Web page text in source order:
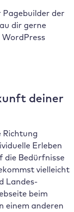
Pagebuilder der
dir gerne
WordPress
deiner
Richtung
Erleben
die Bedürfnisse
vielleicht
Landes-
beim
einem anderen